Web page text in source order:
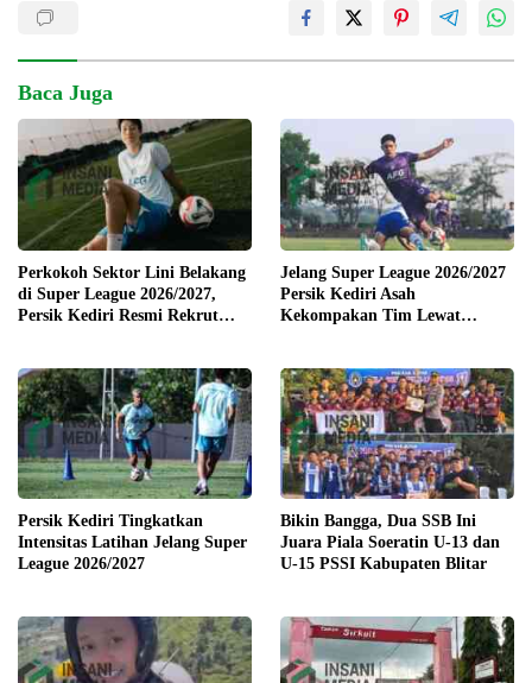
Baca Juga
Perkokoh Sektor Lini Belakang
di Super League 2026/2027,
Persik Kediri Resmi Rekrut
Jelang Super League 2026/2027
Persik Kediri Asah
Kekompakan Tim Lewat
Persik Kediri Tingkatkan
Intensitas Latihan Jelang Super
League 2026/2027
Bikin Bangga, Dua SSB Ini
Juara Piala Soeratin U-13 dan
U-15 PSSI Kabupaten Blitar